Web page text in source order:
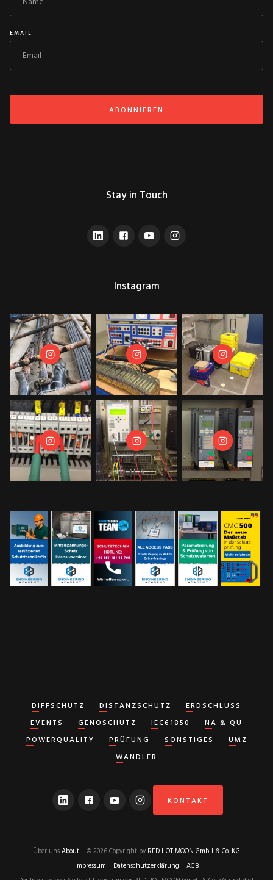
EMAIL
Stay in Touch
Instagram
DIFFSCHUTZ DISTANZSCHUTZ
ERDSCHLUSS
EVENTS
GENOSCHUTZ IEC61850
NA & QU
POWERQUALITY
PRÜFUNG SONSTIGES
UMZ
WANDLER
KONTAKT
Über unsAbout © 2026 Copyright by RED HOT MOON GmbH & Co. KG
Impressum
Datenschutzerklärung
AGB